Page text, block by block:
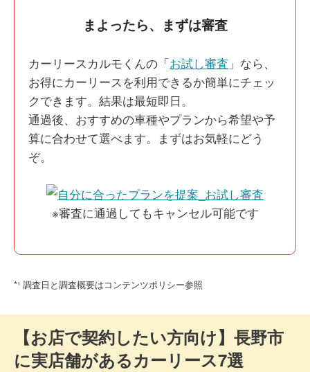
まよったら、まずは審査
カーリースカルモくんの「お試し審査 」なら、
お得にカーリースを利用できるか簡単にチェッ
クできます。結果は最短即日。
通過後、おすすめの車種やプランから希望や予
算に合わせて選べます。まずはお気軽にどう
ぞ。
※審査に通過してもキャンセル可能です
*¹ 調査日と調査概要はコンテンツポリシー参照
【お店で契約したい方向け】長野市
に実店舗があるカーリース7選